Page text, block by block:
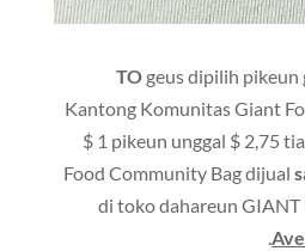
TO geus dipilih pikeun
Kantong Komunitas Giant
$ 1 pikeun unggal $ 2,75
Food Community Bag dijual
di toko dahareun GIANT
.